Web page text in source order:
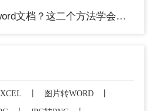
？这二个方法学会省时省力！
图片转WORD